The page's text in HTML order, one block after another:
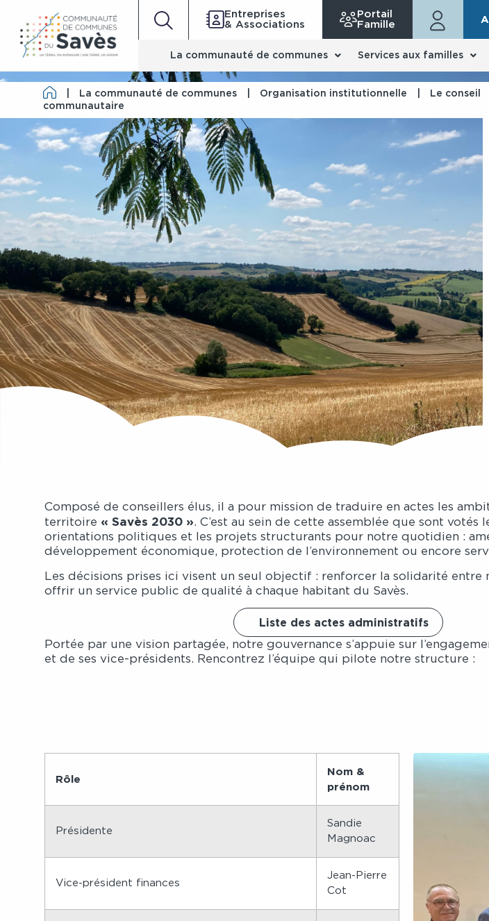
Entreprises
& Associations
Portail
Famille
La communauté de communes Services aux familles
La communauté de communes Organisation institutionnelle
Le conseil
communautaire
Composé de conseillers élus, il a pour mission de traduire en actes les
territoire « Savès 2030 ». C’est au sein de cette assemblée que sont votés
orientations politiques et les projets structurants pour notre quotidien :
développement économique, protection de l’environnement ou encore
Les décisions prises ici visent un seul objectif : renforcer la solidarité entre
offrir un service public de qualité à chaque habitant du Savès.
Liste des actes administratifs
Portée par une vision partagée, notre gouvernance s’appuie sur
et de ses vice-présidents. Rencontrez l’équipe qui pilote notre structure :
Rôle
Nom &
prénom
Présidente
Sandie
Magnoac
Vice-président finances
Jean-Pierre
Cot